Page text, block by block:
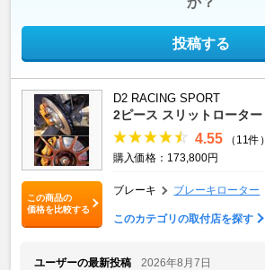
投稿する
この商品の
価格を比較する
D2 RACING SPORT
2ピース スリットローター
4.55
（11件）
購入価格：173,800円
ブレーキ ブレーキローター
このカテゴリの取付店を探す
ユーザーの最新投稿
2026年8月7日